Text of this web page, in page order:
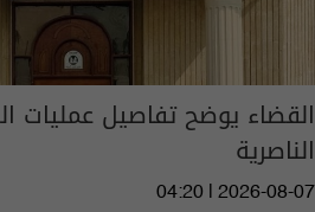
القضاء يوضح تفاصيل عمليات
الناصرية
04:20 | 2026-08-07